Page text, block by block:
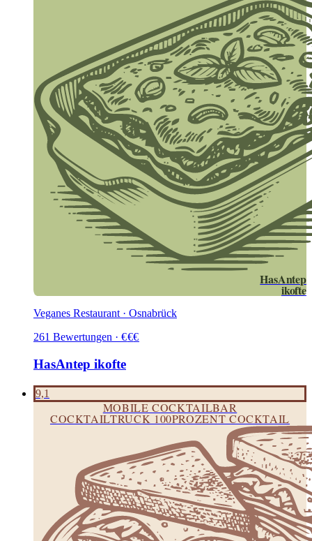
HasAntep
ikofte
Veganes Restaurant · Osnabrück
261 Bewertungen · €€€
HasAntep ikofte
9,1
MOBILE COCKTAILBAR
COCKTAILTRUCK 100PROZENT COCKTAIL